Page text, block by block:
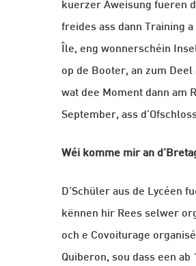
kuerzer Aweisung fueren
freides ass dann Training
Île, eng wonnerschéin
op de Booter, an zum
wat dee Moment dann am
September, ass
Wéi komme mir an
D’Schüler aus de Lycéen
kënnen hir Rees selwer
och e Covoiturage
Quiberon, sou dass een